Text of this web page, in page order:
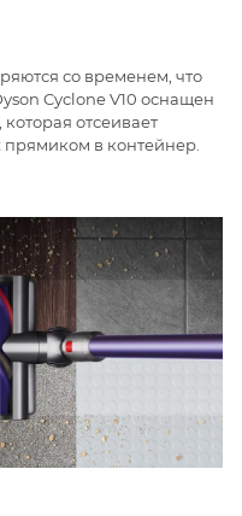
со временем, что
Cyclone V10 оснащен
отсеивает
прямиком в контейнер.